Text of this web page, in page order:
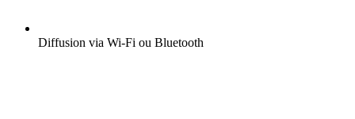
Diffusion via Wi-Fi ou Bluetooth